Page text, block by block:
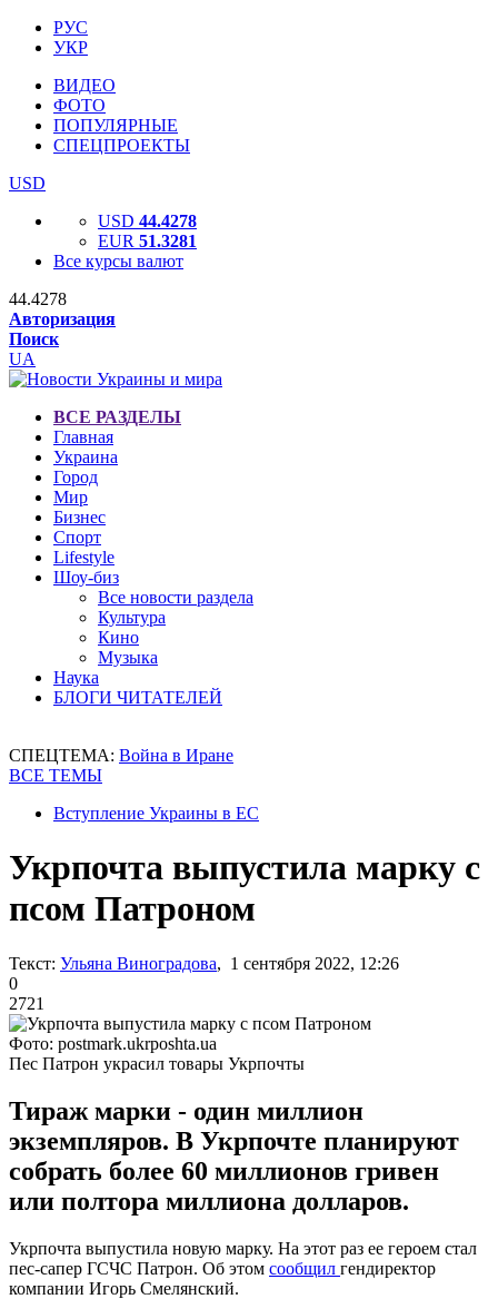
РУС
УКР
ВИДЕО
ФОТО
ПОПУЛЯРНЫЕ
СПЕЦПРОЕКТЫ
USD
USD 44.4278
EUR 51.3281
Все курсы валют
44.4278
Авторизация
Поиск
UA
ВСЕ РАЗДЕЛЫ
Главная
Украина
Город
Мир
Бизнес
Спорт
Lifestyle
Шоу-биз
Все новости раздела
Культура
Кино
Музыка
Наука
БЛОГИ ЧИТАТЕЛЕЙ
СПЕЦТЕМА: Война в Иране
ВСЕ ТЕМЫ
Вступление Украины в ЕС
Укрпочта выпустила марку с
псом Патроном
Текст: Ульяна Виноградова, 1 сентября 2022, 12:26
0
2721
Фото: postmark.ukrposhta.ua
Пес Патрон украсил товары Укрпочты
Тираж марки - один миллион
экземпляров. В Укрпочте планируют
собрать более 60 миллионов гривен
или полтора миллиона долларов.
Укрпочта выпустила новую марку. На этот раз ее героем стал
пес-сапер ГСЧС Патрон. Об этом сообщил гендиректор
компании Игорь Смелянский.